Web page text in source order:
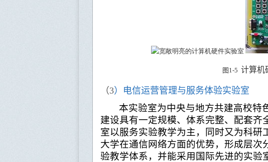
图 1-5 计算机
（3）电信运营管理与服务体验实验室
本实验室为中央与地方共建高校特
建设具有一定规模、体系完整、配套
室以服务实验教学为主，同时又为科
大学在通信网络方面的优势，形成层
验教学体系，并能采用国际先进的实